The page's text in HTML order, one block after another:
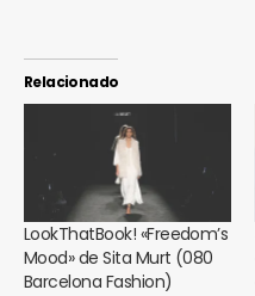
Relacionado
LookThatBook! «Freedom’s
Mood» de Sita Murt (080
Barcelona Fashion)